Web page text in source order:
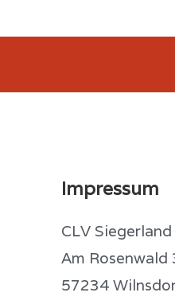
Impressum
CLV Siegerland
Am Rosenwald
57234